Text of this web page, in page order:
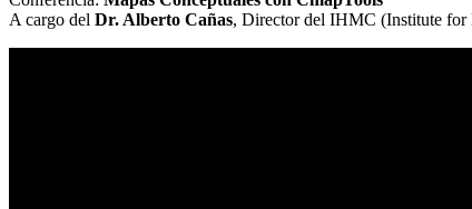
A cargo del Dr. Alberto Cañas, Director del IHMC (Institute for